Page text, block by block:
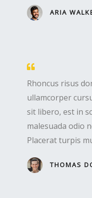
ARIA
Rhoncus risus
ullamcorper
sit libero, est in
malesuada odio
Placerat turpis
THOMAS